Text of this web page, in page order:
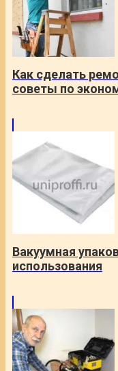
Как сделать
советы по
Вакуумная
использования